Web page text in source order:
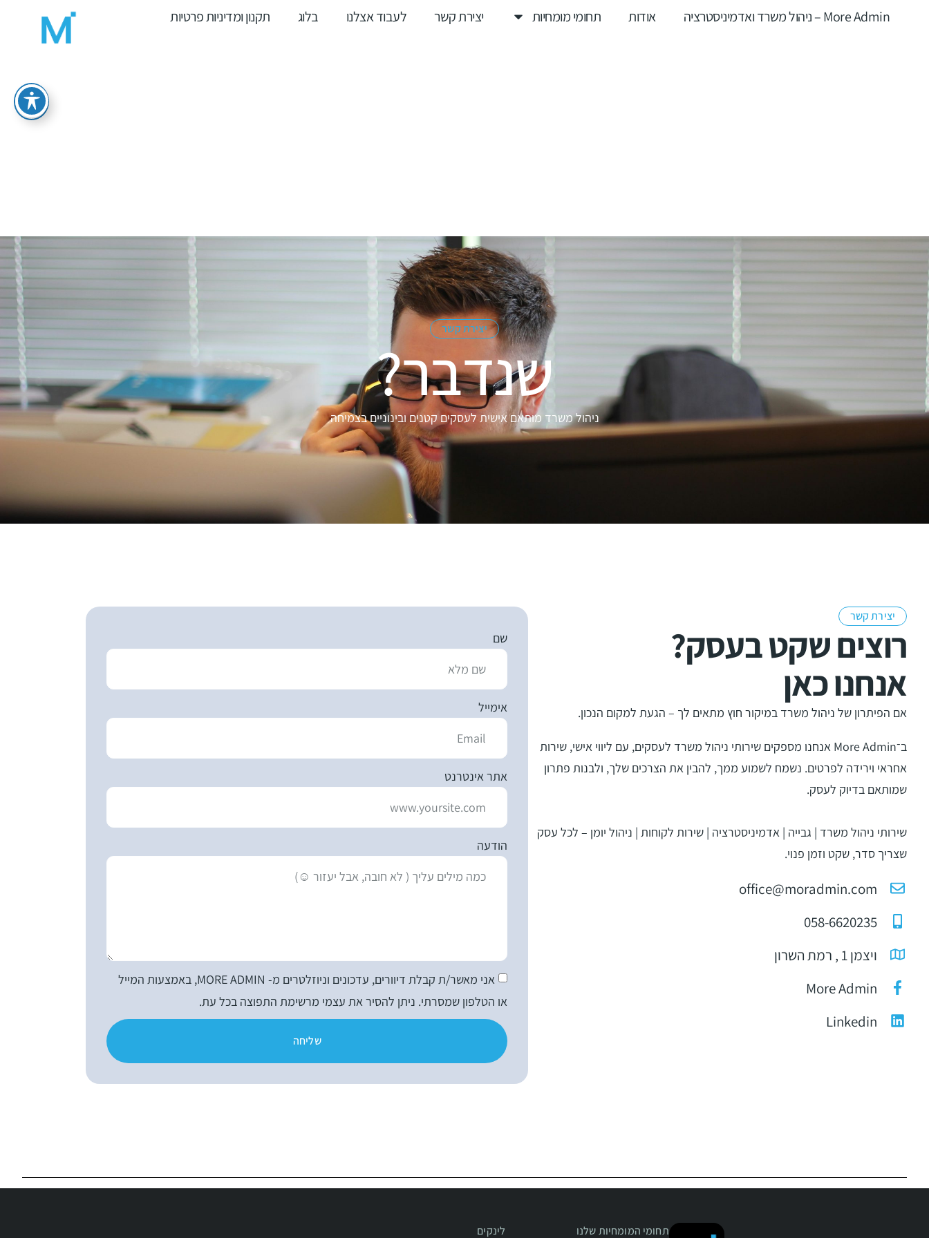
More Admin – ניהול משרד ואדמיניסטרציה אודות תחומי מומחיות יצירת קשר לעבוד אצלנו בלוג תקנון ומדיניות פרטיות
יצירת קשר
שנדבר?
ניהול משרד מותאם אישית לעסקים קטנים ובינוניים בצמיחה
יצירת קשר
רוצים שקט בעסק?
אנחנו כאן
אם הפיתרון של ניהול משרד במיקור חוץ מתאים לך – הגעת למקום הנכון.
ב־More Admin אנחנו מספקים שירותי ניהול משרד לעסקים, עם ליווי אישי, שירות
אחראי וירידה לפרטים. נשמח לשמוע ממך, להבין את הצרכים שלך, ולבנות פתרון
שמותאם בדיוק לעסק.
שירותי ניהול משרד | גבייה | אדמיניסטרציה | שירות לקוחות | ניהול יומן – לכל עסק
שצריך סדר, שקט וזמן פנוי.
office@moradmin.com
058-6620235
ויצמן 1 , רמת השרון
More Admin
Linkedin
שם
אימייל
אתר אינטרנט
הודעה
אני מאשר/ת קבלת דיוורים, עדכונים וניוזלטרים מ- MORE ADMIN, באמצעות המייל
או הטלפון שמסרתי. ניתן להסיר את עצמי מרשימת התפוצה בכל עת.
שליחה
תחומי המומחיות שלנו לינקים